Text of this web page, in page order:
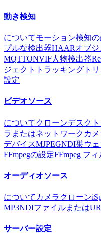
動き検知
についてモーション検知
プルな検出器HAARオブジ
MQTTONVIF人物検出器
ジェクトトラッキング ト
設定
ビデオソース
について クローンデスク
ラまたはネットワークカメ
デバイスMJPEGNDI巣ウ
FFmpegの設定FFmpeg フィ
オーディオソース
について カメラ クローン
MP3NDIファイルまたは
サーバー設定